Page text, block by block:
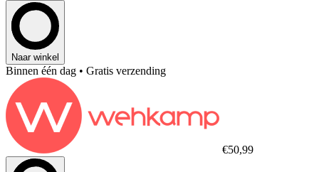
Naar winkel
Binnen één dag • Gratis verzending
€50,99